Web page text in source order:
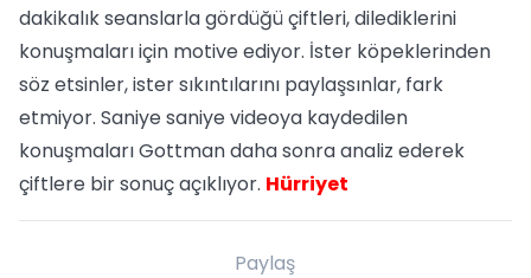
dakikalık seanslarla gördüğü çiftleri, dilediklerini
konuşmaları için motive ediyor. İster köpeklerinden
söz etsinler, ister sıkıntılarını paylaşsınlar, fark
etmiyor. Saniye saniye videoya kaydedilen
konuşmaları Gottman daha sonra analiz ederek
çiftlere bir sonuç açıklıyor. Hürriyet
Paylaş